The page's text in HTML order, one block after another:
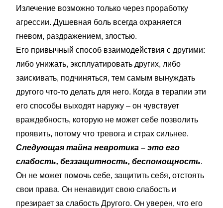
Излечение возможно только через проработку
агрессии. Душевная боль всегда охраняется
гневом, раздражением, злостью.
Его привычный способ взаимодействия с другими:
либо унижать, эксплуатировать других, либо
заискивать, подчиняться, тем самым вынуждать
другого что-то делать для него. Когда в терапии эти
его способы выходят наружу – он чувствует
враждебность, которую не может себе позволить
проявить, потому что тревога и страх сильнее.
Следующая тайна невротика – это его
слабость, беззащитность, беспомощность.
Он не может помочь себе, защитить себя, отстоять
свои права. Он ненавидит свою слабость и
презирает за слабость Другого. Он уверен, что его